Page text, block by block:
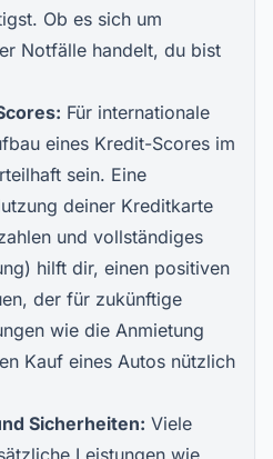
Ob es sich um
Notfälle handelt, du bist
Für internationale
eines Kredit-Scores im
sein. Eine
deiner Kreditkarte
und vollständiges
hilft dir, einen positiven
der für zukünftige
wie die Anmietung
Kauf eines Autos nützlich
Sicherheiten: Viele
Leistungen wie